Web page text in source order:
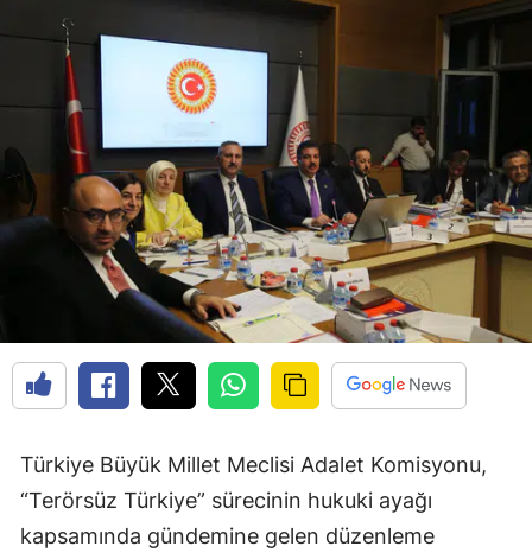
Türkiye Büyük Millet Meclisi Adalet Komisyonu,
“Terörsüz Türkiye” sürecinin hukuki ayağı
kapsamında gündemine gelen düzenleme